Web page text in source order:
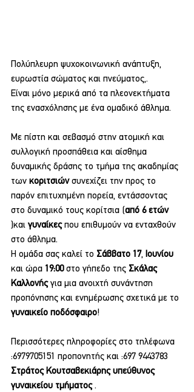
Πολύπλευρη ψυχοκοινωνική ανάπτυξη,
ευρωστία σώματος και πνεύματος,.
Είναι μόνο μερικά από τα πλεονεκτήματα
της ενασχόλησης με ένα ομαδικό άθλημα.
Με πίστη και σεβασμό στην ατομική και
συλλογική προσπάθεια και αίσθημα
δυναμικής δράσης το τμήμα της ακαδημίας
των κοριτσιών συνεχίζει την προς το
παρόν επιτυχημένη πορεία, εντάσσοντας
στο δυναμικό τους κορίτσια (από 6 ετών
)και γυναίκες που επιθυμούν να ενταχθούν
στο άθλημα.
Η ομάδα σας καλεί το Σάββατο 17, Ιουνίου
και ώρα 19:00 στο γήπεδο της Σκάλας
Καλλονής για μια ανοιχτή συνάντηση
προπόνησης και ενημέρωσης σχετικά με το
γυναικείο ποδόσφαιρο!
Περισσότερες πληροφορίες στο τηλέφωνα
:6979705151 προπονητής και :697 9443783
Στράτος Κουτσαβεκιάρης υπεύθυνος
γυναικείου τμήματος .